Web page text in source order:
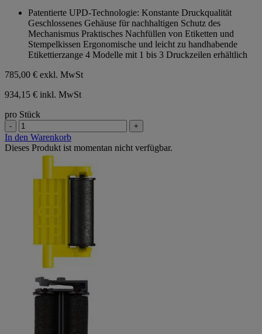
Sternen.
Patentierte UPD-Technologie: Konstante Druckqualität
Geschlossenes Gehäuse für nachhaltigen Schutz des
Mechanismus Praktisches Nachfüllen von Etiketten und
Stempelkissen Ergonomische und leicht zu handhabende
Etikettierzange 4 Modelle mit 1 bis 3 Druckzeilen erhältlich
785,00 € exkl. MwSt
934,15 € inkl. MwSt
pro Stück
- +
In den Warenkorb
Dieses Produkt ist momentan nicht verfügbar.